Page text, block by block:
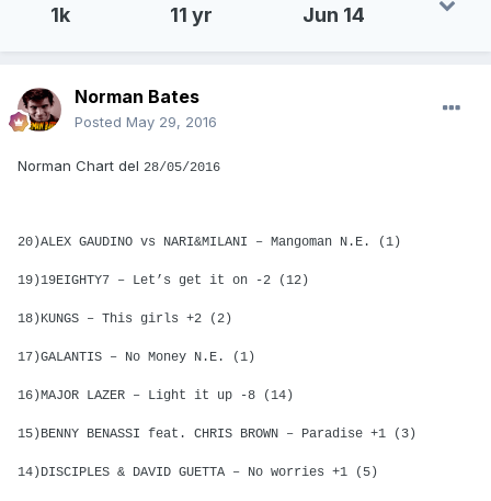
1k 11 yr Jun 14
Norman Bates
Posted May 29, 2016
Norman Chart del 28/05/2016
20)ALEX GAUDINO vs NARI&MILANI – Mangoman N.E. (1)
19)19EIGHTY7 – Let’s get it on -2 (12)
18)KUNGS – This girls +2 (2)
17)GALANTIS – No Money N.E. (1)
16)MAJOR LAZER – Light it up -8 (14)
15)BENNY BENASSI feat. CHRIS BROWN – Paradise +1 (3)
14)DISCIPLES & DAVID GUETTA – No worries +1 (5)